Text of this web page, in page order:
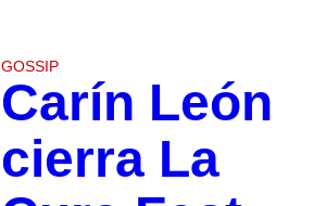
GOSSIP
Carín León
cierra La